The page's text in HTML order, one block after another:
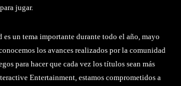
jugar.
un tema importante durante todo el año, mayo
los avances realizados por la comunidad
para hacer que cada vez los títulos sean más
Entertainment, estamos comprometidos a